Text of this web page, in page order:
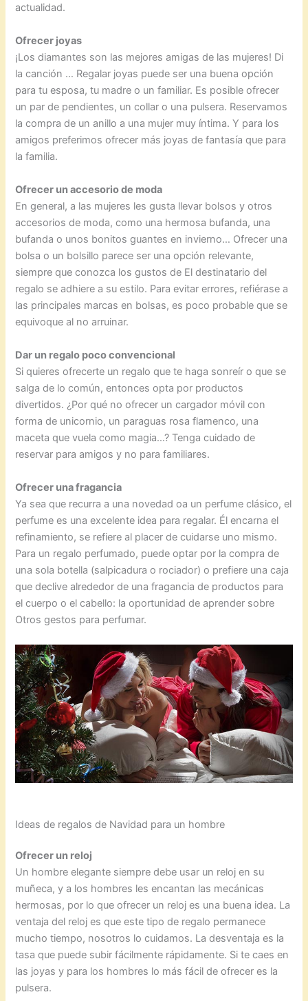
actualidad.
Ofrecer joyas
¡Los diamantes son las mejores amigas de las mujeres! Di
la canción … Regalar joyas puede ser una buena opción
para tu esposa, tu madre o un familiar. Es posible ofrecer
un par de pendientes, un collar o una pulsera. Reservamos
la compra de un anillo a una mujer muy íntima. Y para los
amigos preferimos ofrecer más joyas de fantasía que para
la familia.
Ofrecer un accesorio de moda
En general, a las mujeres les gusta llevar bolsos y otros
accesorios de moda, como una hermosa bufanda, una
bufanda o unos bonitos guantes en invierno… Ofrecer una
bolsa o un bolsillo parece ser una opción relevante,
siempre que conozca los gustos de El destinatario del
regalo se adhiere a su estilo. Para evitar errores, refiérase a
las principales marcas en bolsas, es poco probable que se
equivoque al no arruinar.
Dar un regalo poco convencional
Si quieres ofrecerte un regalo que te haga sonreír o que se
salga de lo común, entonces opta por productos
divertidos. ¿Por qué no ofrecer un cargador móvil con
forma de unicornio, un paraguas rosa flamenco, una
maceta que vuela como magia…? Tenga cuidado de
reservar para amigos y no para familiares.
Ofrecer una fragancia
Ya sea que recurra a una novedad oa un perfume clásico, el
perfume es una excelente idea para regalar. Él encarna el
refinamiento, se refiere al placer de cuidarse uno mismo.
Para un regalo perfumado, puede optar por la compra de
una sola botella (salpicadura o rociador) o prefiere una caja
que declive alrededor de una fragancia de productos para
el cuerpo o el cabello: la oportunidad de aprender sobre
Otros gestos para perfumar.
Ideas de regalos de Navidad para un hombre
Ofrecer un reloj
Un hombre elegante siempre debe usar un reloj en su
muñeca, y a los hombres les encantan las mecánicas
hermosas, por lo que ofrecer un reloj es una buena idea. La
ventaja del reloj es que este tipo de regalo permanece
mucho tiempo, nosotros lo cuidamos. La desventaja es la
tasa que puede subir fácilmente rápidamente. Si te caes en
las joyas y para los hombres lo más fácil de ofrecer es la
pulsera.